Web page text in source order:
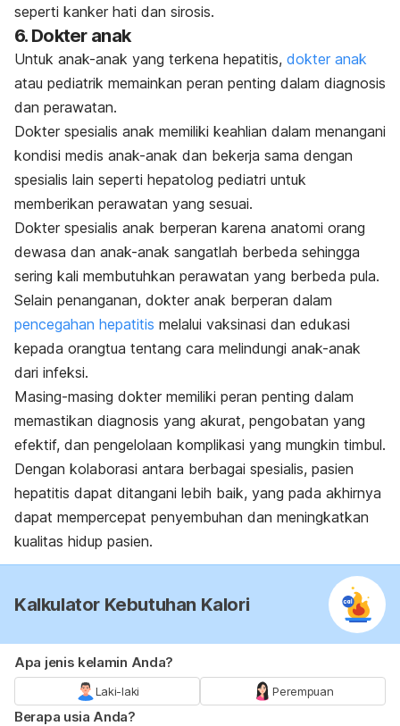
seperti kanker hati dan sirosis.
6. Dokter anak
Untuk anak-anak yang terkena hepatitis, dokter anak
atau pediatrik memainkan peran penting dalam diagnosis
dan perawatan.
Dokter spesialis anak memiliki keahlian dalam menangani
kondisi medis anak-anak dan bekerja sama dengan
spesialis lain seperti hepatolog pediatri untuk
memberikan perawatan yang sesuai.
Dokter spesialis anak berperan karena anatomi orang
dewasa dan anak-anak sangatlah berbeda sehingga
sering kali membutuhkan perawatan yang berbeda pula.
Selain penanganan, dokter anak berperan dalam
pencegahan hepatitis melalui vaksinasi dan edukasi
kepada orangtua tentang cara melindungi anak-anak
dari infeksi.
Masing-masing dokter memiliki peran penting dalam
memastikan diagnosis yang akurat, pengobatan yang
efektif, dan pengelolaan komplikasi yang mungkin timbul.
Dengan kolaborasi antara berbagai spesialis, pasien
hepatitis dapat ditangani lebih baik, yang pada akhirnya
dapat mempercepat penyembuhan dan meningkatkan
kualitas hidup pasien.
Kalkulator Kebutuhan Kalori
Apa jenis kelamin Anda?
Laki-laki Perempuan
Berapa usia Anda?